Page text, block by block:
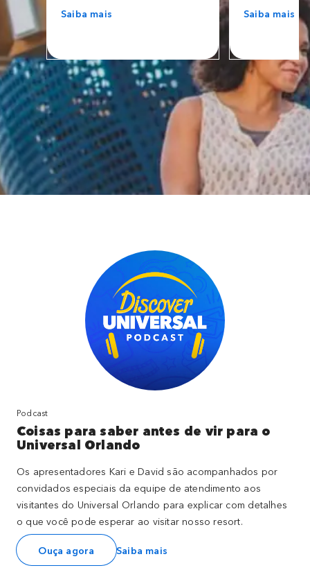
Saiba mais Saiba mais
Podcast
Coisas para saber antes de vir para o
Universal Orlando
Os apresentadores Kari e David são acompanhados por
convidados especiais da equipe de atendimento aos
visitantes do Universal Orlando para explicar com detalhes
o que você pode esperar ao visitar nosso resort.
Ouça agora Saiba mais